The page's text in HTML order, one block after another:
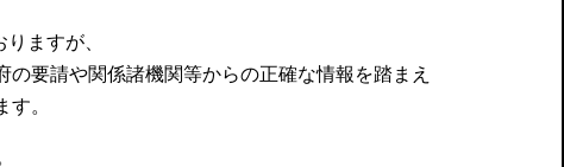
ますが、
要請や関係諸機関等からの正確な情報を踏まえ
。